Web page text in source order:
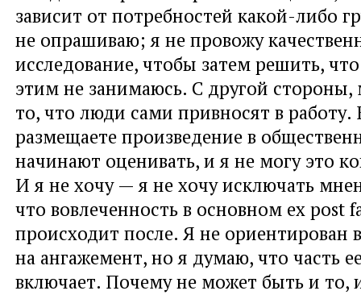
зависит от потребностей какой-либо
не опрашиваю; я не провожу
исследование, чтобы затем решить,
этим не занимаюсь. С другой стороны,
то, что люди сами привносят в работу.
размещаете произведение в
начинают оценивать, и я не могу это
И я не хочу — я не хочу исключать
что вовлеченность в основном ex post
происходит после. Я не ориентирован
на ангажемент, но я думаю, что часть
включает. Почему не может быть и то,